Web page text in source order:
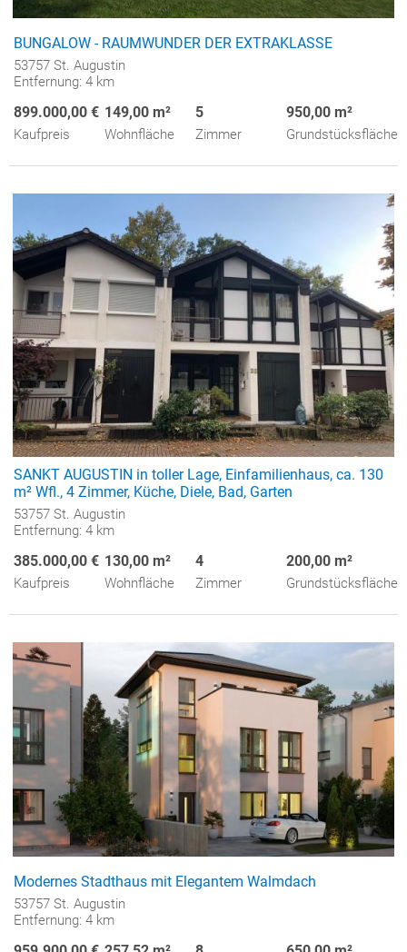
BUNGALOW - RAUMWUNDER DER EXTRAKLASSE
53757 St. Augustin
Entfernung: 4 km
899.000,00 €
Kaufpreis
149,00 m²
Wohnfläche
5
Zimmer
950,00 m²
Grundstücksfläche
SANKT AUGUSTIN in toller Lage, Einfamilienhaus, ca. 130
m² Wfl., 4 Zimmer, Küche, Diele, Bad, Garten
53757 St. Augustin
Entfernung: 4 km
385.000,00 €
Kaufpreis
130,00 m²
Wohnfläche
4
Zimmer
200,00 m²
Grundstücksfläche
Modernes Stadthaus mit Elegantem Walmdach
53757 St. Augustin
Entfernung: 4 km